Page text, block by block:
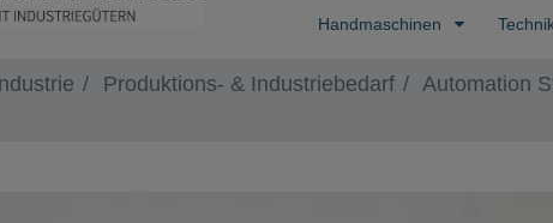
Handmaschinen
Produktions- & Industriebedarf Automation